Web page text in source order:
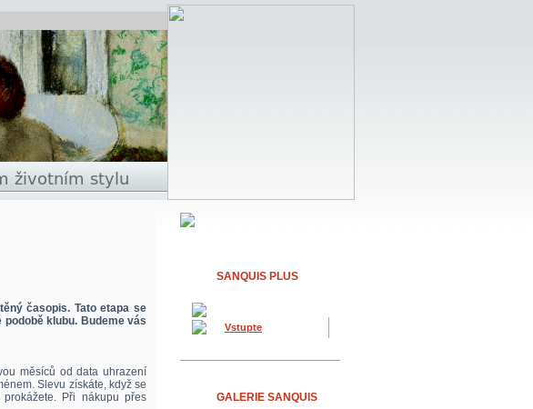
časopis. Tato etapa se
klubu. Budeme vás
měsíců od data uhrazení
Slevu získáte, když se
Při nákupu přes
SANQUIS PLUS
Vstupte
GALERIE SANQUIS